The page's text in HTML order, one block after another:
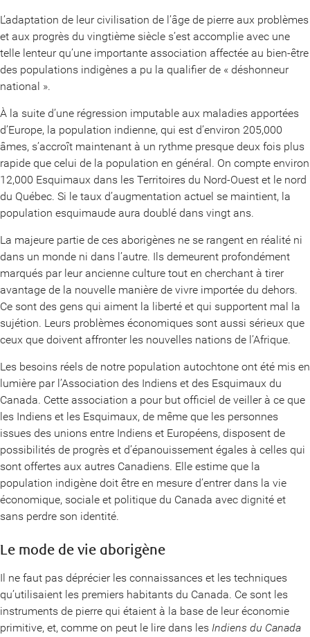
L’adaptation de leur civilisation de l’âge de pierre aux problèmes
et aux progrès du vingtième siècle s’est accomplie avec une
telle lenteur qu’une importante association affectée au bien-être
des populations indigènes a pu la qualifier de « déshonneur
national ».
À la suite d’une régression imputable aux maladies apportées
d’Europe, la population indienne, qui est d’environ 205,000
âmes, s’accroît maintenant à un rythme presque deux fois plus
rapide que celui de la population en général. On compte environ
12,000 Esquimaux dans les Territoires du Nord-Ouest et le nord
du Québec. Si le taux d’augmentation actuel se maintient, la
population esquimaude aura doublé dans vingt ans.
La majeure partie de ces aborigènes ne se rangent en réalité ni
dans un monde ni dans l’autre. Ils demeurent profondément
marqués par leur ancienne culture tout en cherchant à tirer
avantage de la nouvelle manière de vivre importée du dehors.
Ce sont des gens qui aiment la liberté et qui supportent mal la
sujétion. Leurs problèmes économiques sont aussi sérieux que
ceux que doivent affronter les nouvelles nations de l’Afrique.
Les besoins réels de notre population autochtone ont été mis en
lumière par l’Association des Indiens et des Esquimaux du
Canada. Cette association a pour but officiel de veiller à ce que
les Indiens et les Esquimaux, de même que les personnes
issues des unions entre Indiens et Européens, disposent de
possibilités de progrès et d’épanouissement égales à celles qui
sont offertes aux autres Canadiens. Elle estime que la
population indigène doit être en mesure d’entrer dans la vie
économique, sociale et politique du Canada avec dignité et
sans perdre son identité.
Le mode de vie aborigène
Il ne faut pas déprécier les connaissances et les techniques
qu’utilisaient les premiers habitants du Canada. Ce sont les
instruments de pierre qui étaient à la base de leur économie
primitive, et, comme on peut le lire dans les Indiens du Canada